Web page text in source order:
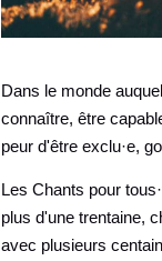
Dans le monde
connaître, être
peur d'être exclu·e,
Les Chants pour
plus d'une trentaine,
avec plusieurs